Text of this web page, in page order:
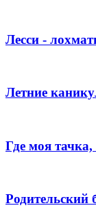
Лесси -
Летние
Где моя тачка,
Родительский